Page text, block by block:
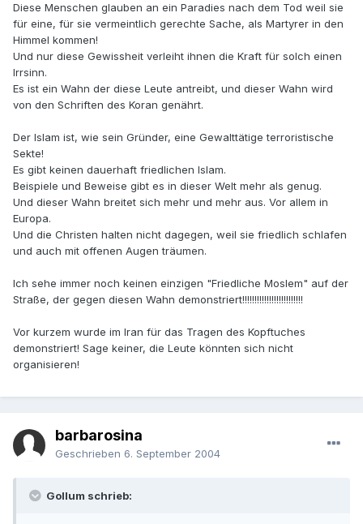
Diese Menschen glauben an ein Paradies nach dem Tod weil sie
für eine, für sie vermeintlich gerechte Sache, als Martyrer in den
Himmel kommen!
Und nur diese Gewissheit verleiht ihnen die Kraft für solch einen
Irrsinn.
Es ist ein Wahn der diese Leute antreibt, und dieser Wahn wird
von den Schriften des Koran genährt.
Der Islam ist, wie sein Gründer, eine Gewalttätige terroristische
Sekte!
Es gibt keinen dauerhaft friedlichen Islam.
Beispiele und Beweise gibt es in dieser Welt mehr als genug.
Und dieser Wahn breitet sich mehr und mehr aus. Vor allem in
Europa.
Und die Christen halten nicht dagegen, weil sie friedlich schlafen
und auch mit offenen Augen träumen.
Ich sehe immer noch keinen einzigen "Friedliche Moslem" auf der
Straße, der gegen diesen Wahn demonstriert!!!!!!!!!!!!!!!!!!!!!!!!!
Vor kurzem wurde im Iran für das Tragen des Kopftuches
demonstriert! Sage keiner, die Leute könnten sich nicht
organisieren!
barbarosina
Geschrieben 6. September 2004
Gollum schrieb: